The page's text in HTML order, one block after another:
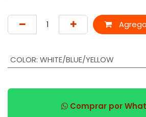
COLOR: WHITE/BLUE/YELLOW
Comprar por